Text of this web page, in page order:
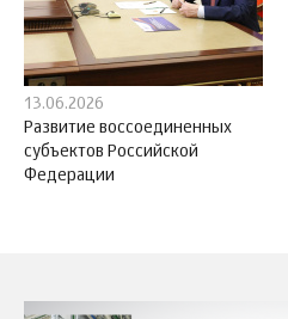
13.06.2026
Развитие воссоединенных
субъектов Российской
Федерации